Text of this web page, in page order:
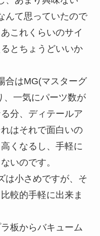
んて思っていたので
これくらいのサイ
とちょうどいいか
合はMG(マスターグ
、一気にパーツ数が
分、ディテールア
はそれで面白いの
くなるし、手軽に
いのです。
は小さめですが、そ
較的手軽に出来ま
板からバキューム